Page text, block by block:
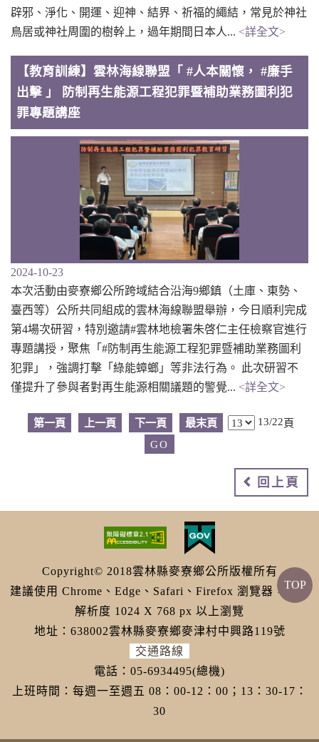
辟邪、淨化、開運、迎神、結界、祈福的繩結，常見於神社
鳥居或神社周圍的樹幹上，過年期間日本人... <詳全文>
【教育訓練】雲林海線聯盟「 #人本關懷， #廉手
出擊 」 防制再生能源工程犯罪暨補助業務圖利犯
罪專題講座
2024-10-23
本次活動由麥寮鄉公所跨域結合沿海9鄉鎮（土庫、東勢、
臺西等）公所共同組成的雲林海線聯盟舉辦，今日順利完成
第4場次研習，特別邀請#雲林地檢署朱啓仁主任檢察官進行
專題講授，聚焦「#防制再生能源工程犯罪暨補助業務圖利
犯罪」，強調打擊「綠能蟑螂」等非法行為。 此次研習不
僅提升了參與者對再生能源相關議題的警覺... <詳全文>
第一頁 上一頁 下一頁 最末頁 13/22頁
回上頁
Copyright© 2018雲林縣麥寮鄉公所版權所有
建議使用 Chrome、Edge、Safari、Firefox 瀏覽器，螢幕
解析度 1024 X 768 px 以上瀏覽
地址：638002雲林縣麥寮鄉麥津村中興路119號
交通路線
電話：05-6934495(總機)
上班時間：每週一至週五 08：00-12：00；13：30-17：
30
TOP